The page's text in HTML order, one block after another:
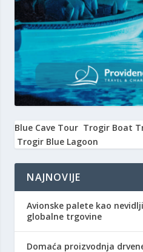
Blue Cave Tour Trogir Boat
Trogir Blue Lagoon
NAJNOVIJE
Avionske palete kao
globalne trgovine
Domaća proizvodnja